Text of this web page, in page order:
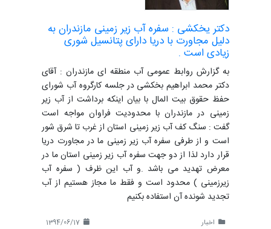
دکتر یخکشی : سفره آب زیر زمینی مازندران به
دلیل مجاورت با دریا دارای پتانسیل شوری
زیادی است .
به گزارش روابط عمومی آب منطقه ای مازندران : آقای
دکتر محمد ابراهیم بخکشی در جلسه کارگروه آب شورای
حفظ حقوق بیت المال با بیان اینکه برداشت از آب زیر
زمینی در مازندران با محدودیت فراوان مواجه است
گفت : سنگ کف آب زیر زمینی استان از غرب تا شرق شور
است و از طرفی سفره آب زیر زمینی ما در مجاورت دریا
قرار دارد لذا از دو جهت سفره آب زیر زمینی استان ما در
معرض تهدید می باشد .و آب این ظرف ( سفره آب
زیرزمینی ) محدود است و فقط ما مجاز هستیم از آب
تجدید شونده آن استفاده بکنیم
اخبار